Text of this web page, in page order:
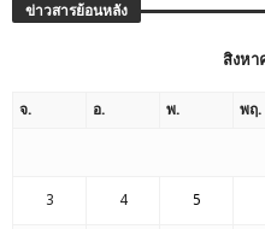
ข่าวสารย้อนหลัง
สิงหา
จ. อ. พ. พฤ.
3 4 5